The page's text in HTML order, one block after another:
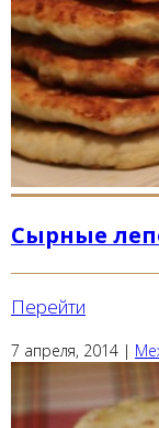
Сырные
Перейти
7 апреля, 2014 |